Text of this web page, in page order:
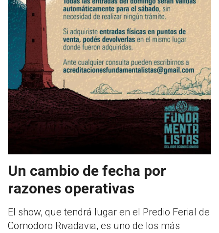
Un cambio de fecha por
razones operativas
El show, que tendrá lugar en el Predio Ferial de
Comodoro Rivadavia, es uno de los más